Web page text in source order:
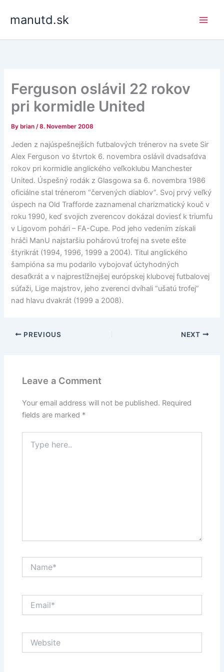
manutd.sk
Ferguson oslávil 22 rokov
pri kormidle United
By brian/8. November 2008
Jeden z najúspešnejších futbalových trénerov na svete Sir
Alex Ferguson vo štvrtok 6. novembra oslávil dvadsaťdva
rokov pri kormidle anglického veľkoklubu Manchester
United. Úspešný rodák z Glasgowa sa 6. novembra 1986
oficiálne stal trénerom “červených diablov”. Svoj prvý veľký
úspech na Old Trafforde zaznamenal charizmatický kouč v
roku 1990, keď svojich zverencov dokázal doviesť k triumfu
v Ligovom pohári – FA-Cupe. Pod jeho vedením získali
hráči ManU najstaršiu pohárovú trofej na svete ešte
štyrikrát (1994, 1996, 1999 a 2004). Titul anglického
šampióna sa mu podarilo vybojovať úctyhodných
desaťkrát a v najprestížnejšej európskej klubovej futbalovej
súťaži, Lige majstrov, jeho zverenci dvíhali “ušatú trofej”
nad hlavu dvakrát (1999 a 2008).
PREVIOUS NEXT
Leave a Comment
Your email address will not be published. Required
fields are marked *
here..